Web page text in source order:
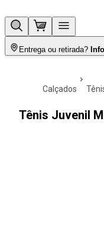
Entrega ou retirada?
calçados
Tênis Juvenil